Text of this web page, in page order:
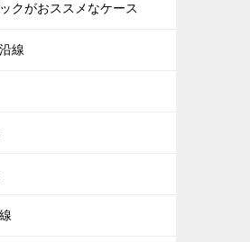
クがおススメなケース
線